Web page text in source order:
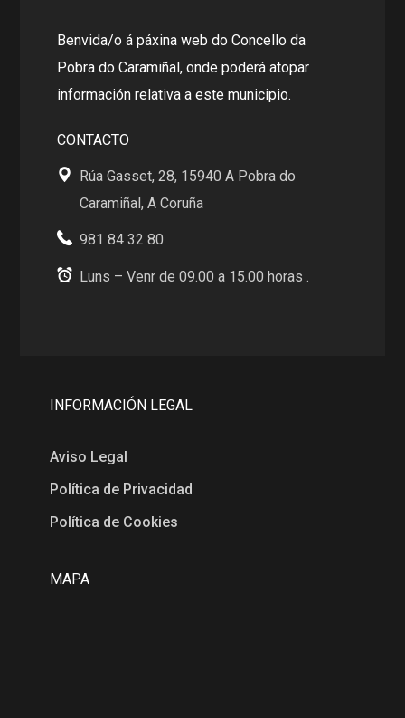
Benvida/o á páxina web do Concello da
Pobra do Caramiñal, onde poderá atopar
información relativa a este municipio.
CONTACTO
Rúa Gasset, 28, 15940 A Pobra do
Caramiñal, A Coruña
981 84 32 80
Luns – Venr de 09.00 a 15.00 horas .
INFORMACIÓN LEGAL
Aviso Legal
Política de Privacidad
Política de Cookies
MAPA